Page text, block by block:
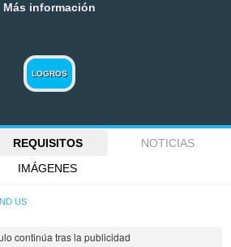
Más información
LOGROS
REQUISITOS
NOTICIAS
IMÁGENES
US